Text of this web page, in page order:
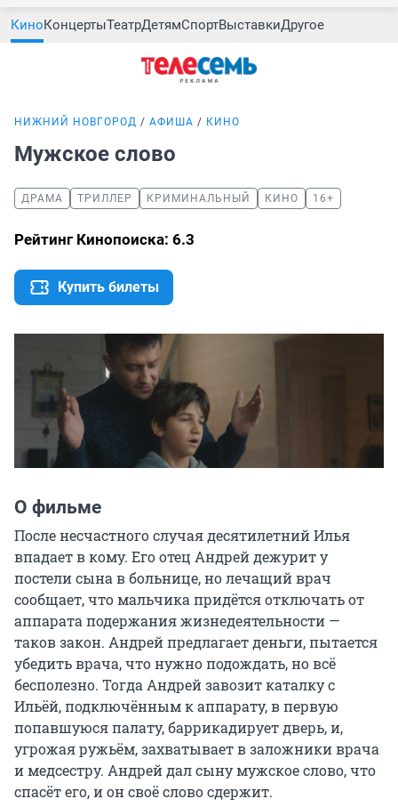
КиноКонцертыТеатрДетямСпортВыставкиДругое
НИЖНИЙ НОВГОРОД АФИША КИНО
Мужское слово
ДРАМА ТРИЛЛЕР КРИМИНАЛЬНЫЙ КИНО 16+
Рейтинг Кинопоиска: 6.3
Купить билеты
О фильме
После несчастного случая десятилетний Илья
впадает в кому. Его отец Андрей дежурит у
постели сына в больнице, но лечащий врач
сообщает, что мальчика придётся отключать от
аппарата подержания жизнедеятельности —
таков закон. Андрей предлагает деньги, пытается
убедить врача, что нужно подождать, но всё
бесполезно. Тогда Андрей завозит каталку с
Ильёй, подключённым к аппарату, в первую
попавшуюся палату, баррикадирует дверь, и,
угрожая ружьём, захватывает в заложники врача
и медсестру. Андрей дал сыну мужское слово, что
спасёт его, и он своё слово сдержит.